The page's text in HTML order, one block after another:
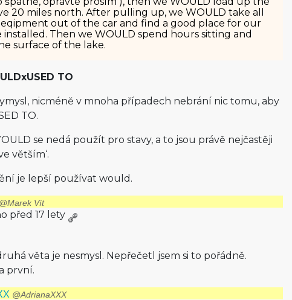
20 miles north. After pulling up, we WOULD take all
out of the car and find a good place for our
installed. Then we WOULD spend hours sitting and
surface of the lake.
TO
nicméně v mnoha případech nebrání nic tomu, aby
TO.
se nedá použít pro stavy, a to jsou právě nejčastěji
větším‘.
je lepší používat would.
@Marek Vít
před 17 lety
věta je nesmysl. Nepřečetl jsem si to pořádně.
první.
@AdrianaXXX